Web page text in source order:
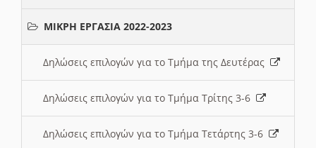
ΜΙΚΡΗ ΕΡΓΑΣΙΑ 2022-2023
Δηλώσεις επιλογών για το Τμήμα της Δευτέρας
Δηλώσεις επιλογών για το Τμήμα Τρίτης 3-6
Δηλώσεις επιλογών για το Τμήμα Τετάρτης 3-6